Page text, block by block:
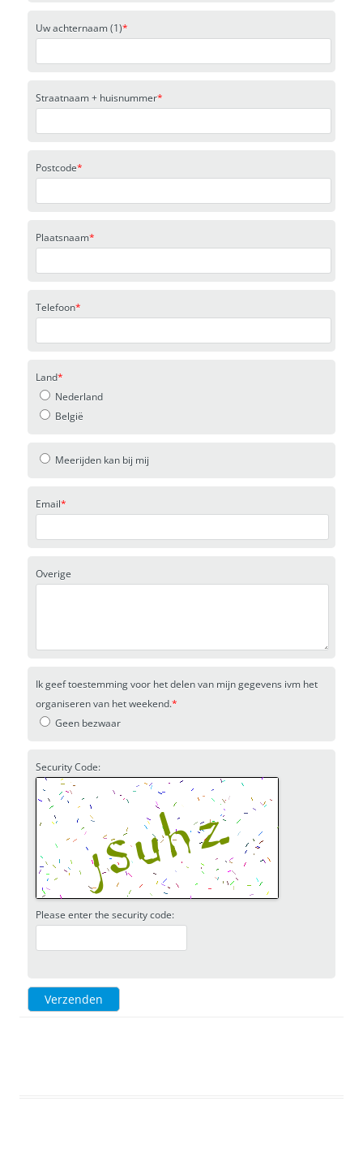
Uw achternaam (1)*
Straatnaam + huisnummer*
Postcode*
Plaatsnaam*
Telefoon*
Land*
Nederland
België
Meerijden kan bij mij
Email*
Overige
Ik geef toestemming voor het delen van mijn gegevens ivm het
organiseren van het weekend.*
Geen bezwaar
Security Code:
Please enter the security code:
Verzenden